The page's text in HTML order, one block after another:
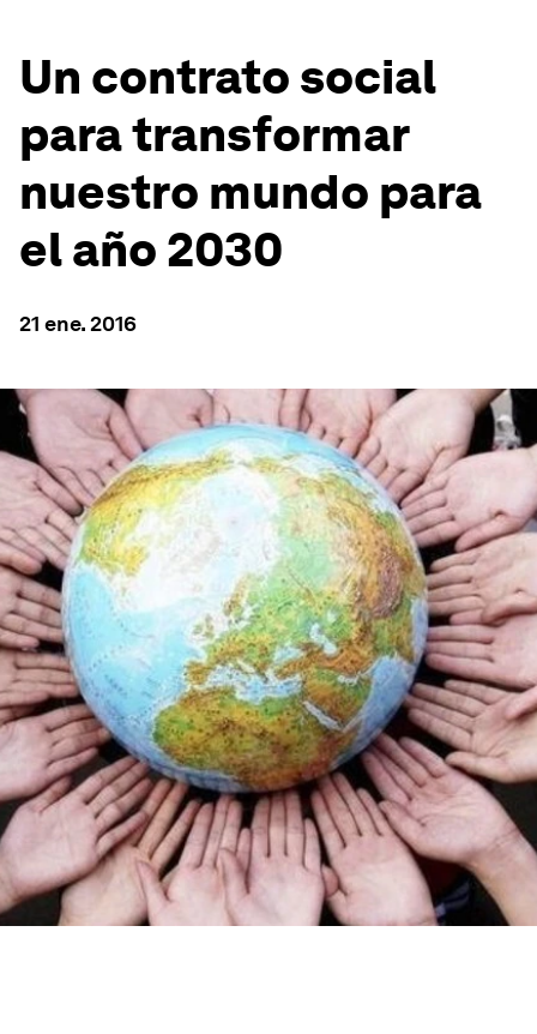
Un contrato social
para transformar
nuestro mundo para
el año 2030
21 ene. 2016